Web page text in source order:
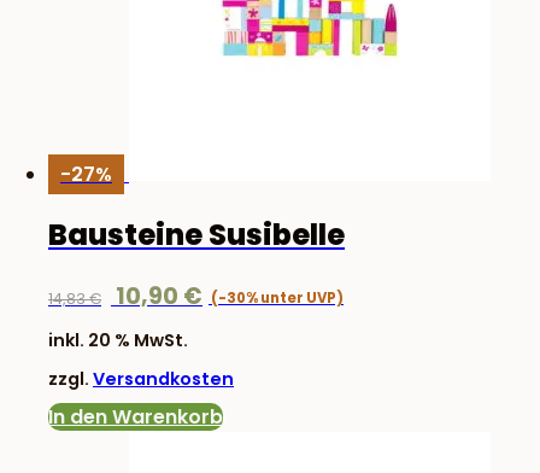
-27%
Bausteine Susibelle
14,83€
Ursprünglicher
war:
14,83 €
10,90€
inkl. 20 % MwSt.
zzgl. Versandkosten
In den Warenkorb